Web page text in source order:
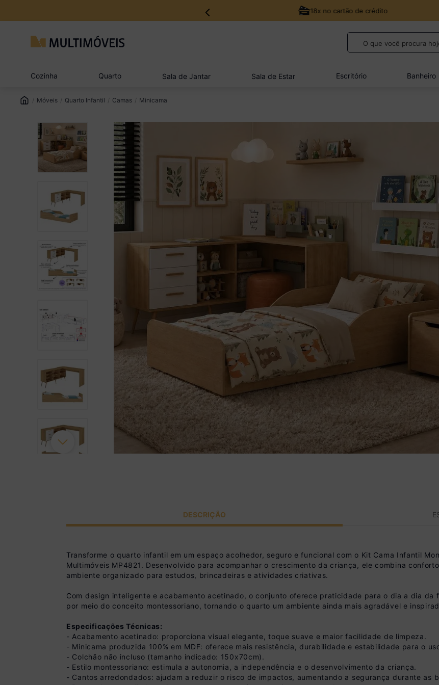
18x no cartão de crédito
O que você procura
Cozinha Quarto Sala de Jantar Sala de Estar Escritório Banheiro
Móveis Quarto Infantil Camas Minicama
DESCRIÇÃO
Transforme o quarto infantil em um espaço acolhedor, seguro e funcional com o Kit Cama Infantil
Multimóveis MP4821. Desenvolvido para acompanhar o crescimento da criança, ele combina
ambiente organizado para estudos, brincadeiras e atividades criativas.
Com design inteligente e acabamento acetinado, o conjunto oferece praticidade para o dia a dia da
por meio do conceito montessoriano, tornando o quarto um ambiente ainda mais agradável e
Especificações Técnicas:
- Acabamento acetinado: proporciona visual elegante, toque suave e maior facilidade de limpeza.
- Minicama produzida 100% em MDF: oferece mais resistência, durabilidade e estabilidade para o
- Colchão não incluso (tamanho indicado: 150x70cm).
- Estilo montessoriano: estimula a autonomia, a independência e o desenvolvimento da criança.
- Cantos arredondados: ajudam a reduzir o risco de impactos, aumentando a segurança durante as
4º
veneza
quarto bebê completo